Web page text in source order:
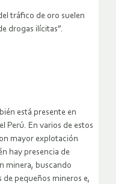
tráfico de oro suelen
drogas ilícitas”.
está presente en
Perú. En varios de estos
mayor explotación
hay presencia de
minera, buscando
de pequeños mineros e,